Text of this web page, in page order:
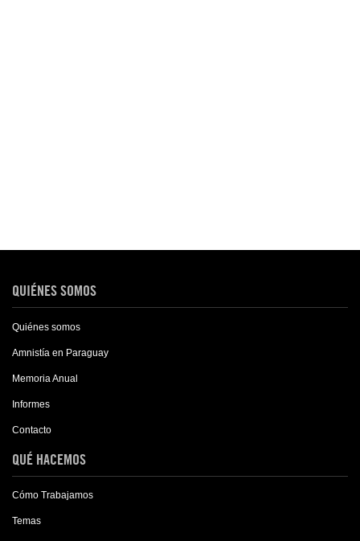
QUIÉNES SOMOS
Quiénes somos
Amnistía en Paraguay
Memoria Anual
Informes
Contacto
QUÉ HACEMOS
Cómo Trabajamos
Temas